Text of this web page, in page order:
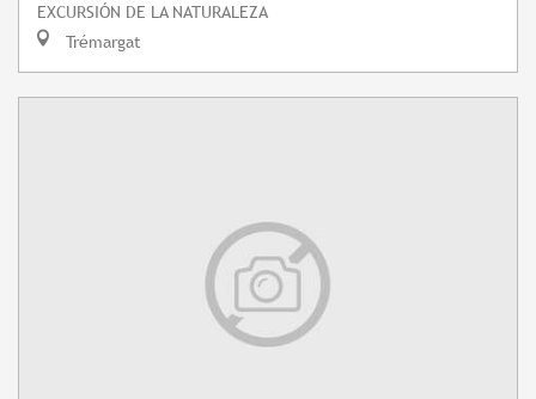
EXCURSIÓN DE LA NATURALEZA
Trémargat